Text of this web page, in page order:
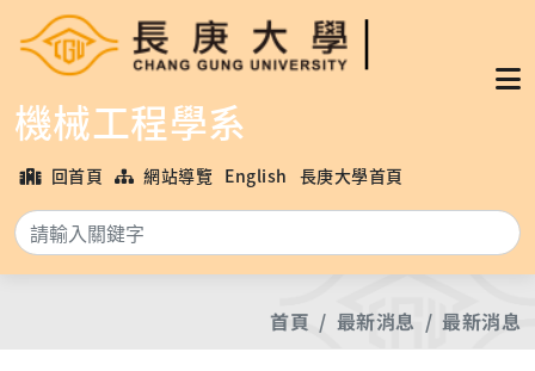
機械工程學系
回首頁 網站導覽 English 長庚大學首頁
搜尋
首頁 最新消息 最新消息